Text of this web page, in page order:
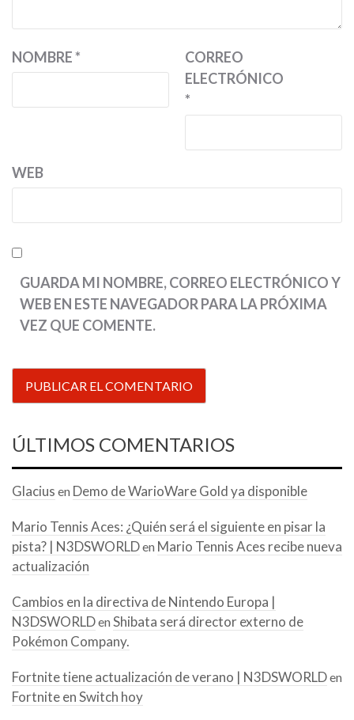
NOMBRE*
CORREO
ELECTRÓNICO
*
WEB
GUARDA MI NOMBRE, CORREO ELECTRÓNICO Y
WEB EN ESTE NAVEGADOR PARA LA PRÓXIMA
VEZ QUE COMENTE.
ÚLTIMOS COMENTARIOS
Glacius en Demo de WarioWare Gold ya disponible
Mario Tennis Aces: ¿Quién será el siguiente en pisar la
pista? | N3DSWORLDen Mario Tennis Aces recibe nueva
actualización
Cambios en la directiva de Nintendo Europa |
N3DSWORLDen Shibata será director externo de
Pokémon Company.
Fortnite tiene actualización de verano | N3DSWORLDen
Fortnite en Switch hoy